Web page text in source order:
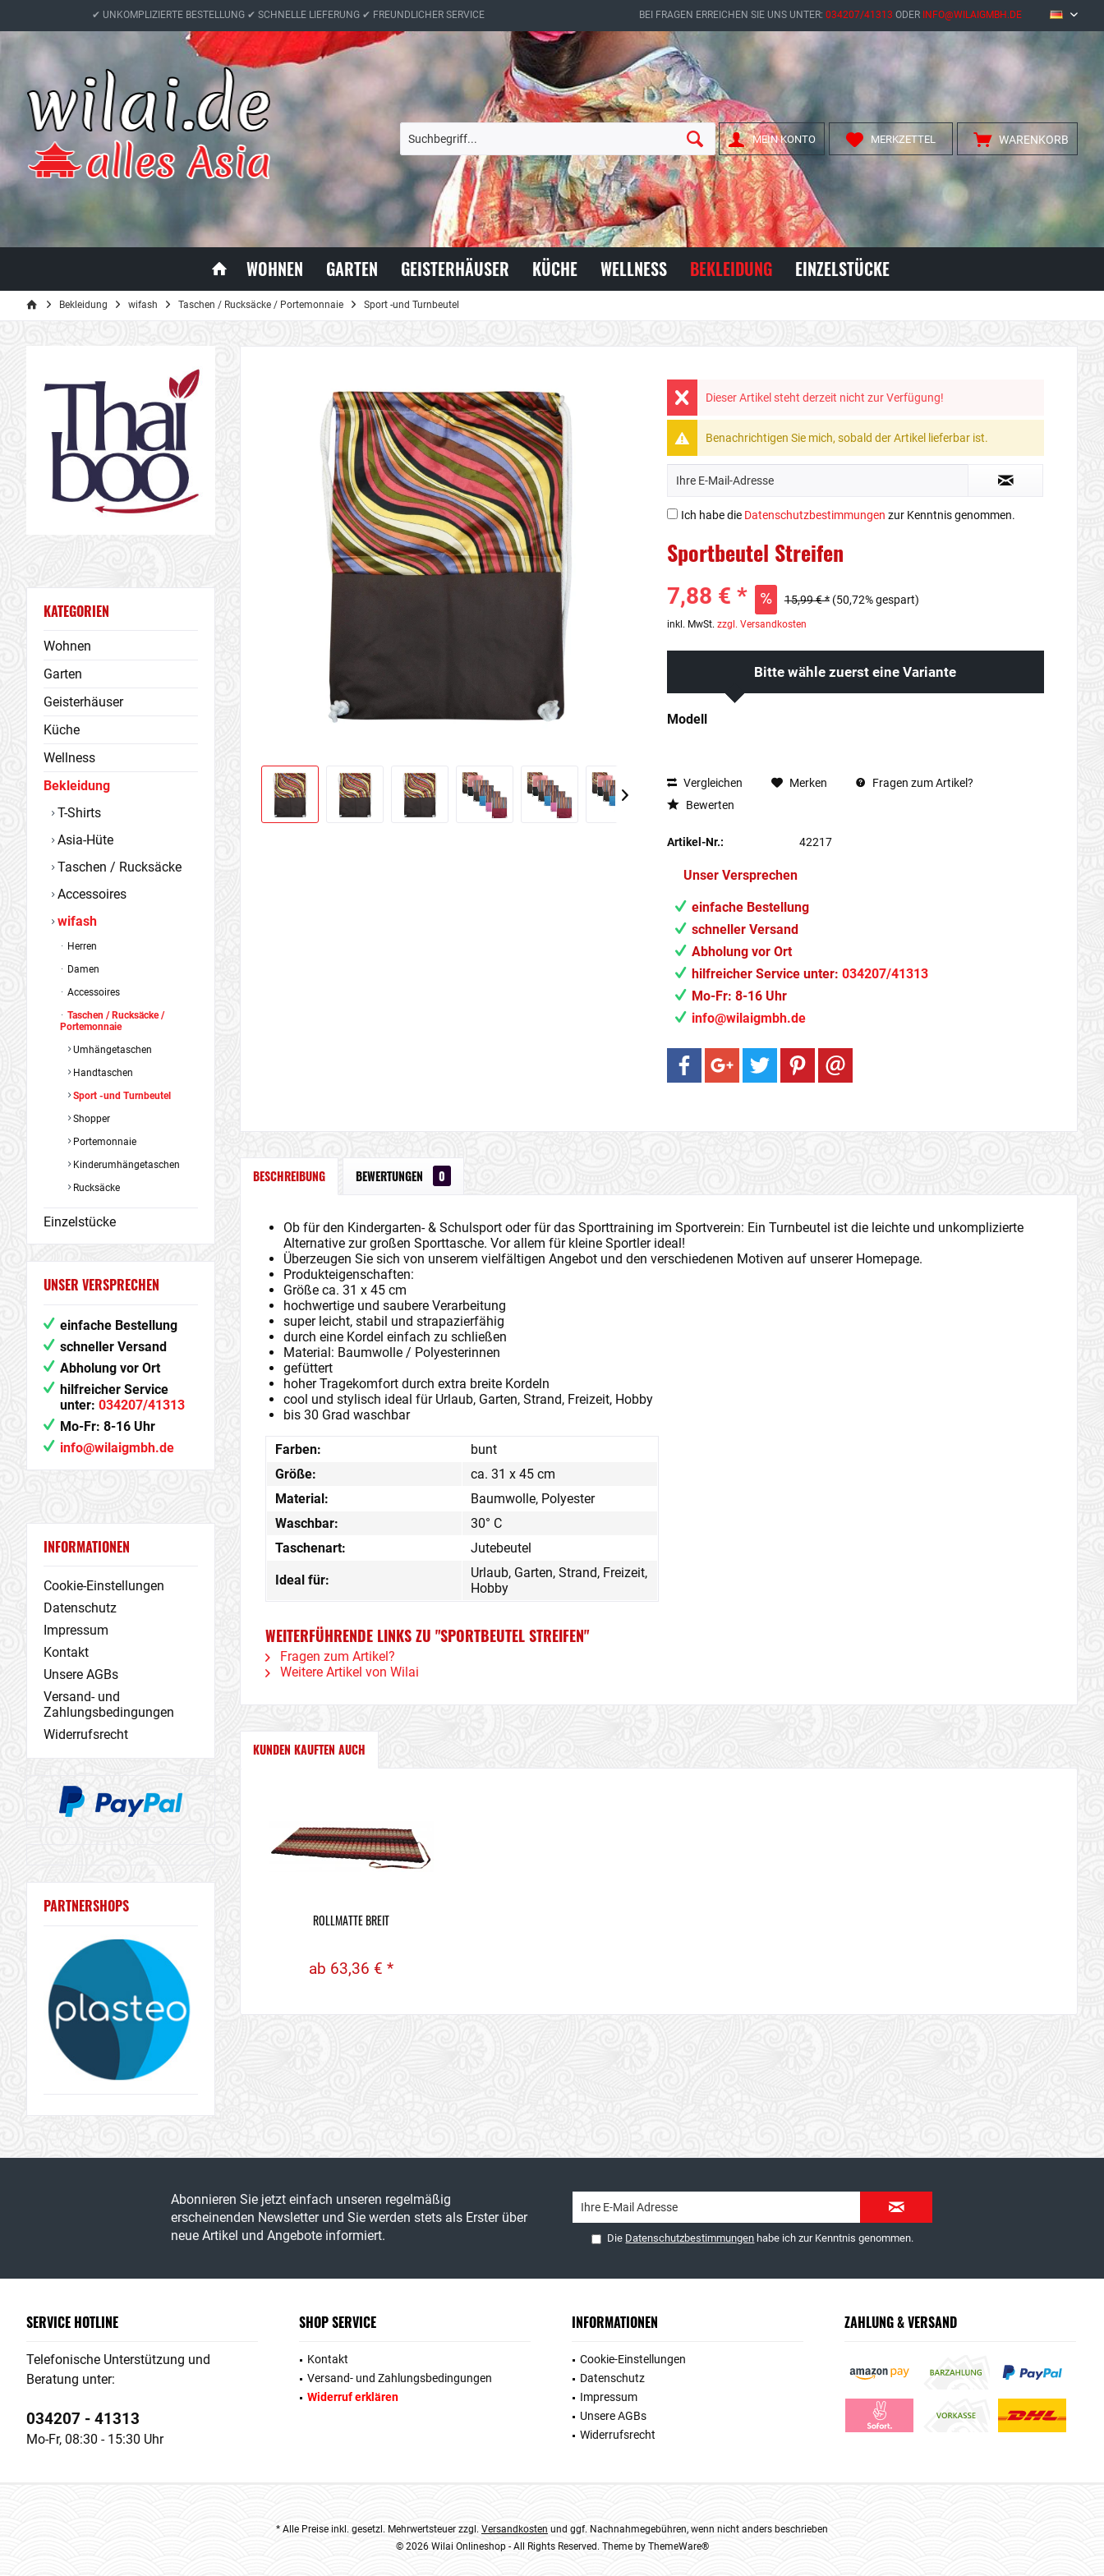
✔ UNKOMPLIZIERTE BESTELLUNG ✔ SCHNELLE LIEFERUNG ✔ FREUNDLICHER SERVICE BEI FRAGEN ERREICHEN SIE UNS UNTER: 034207/41313 ODER INFO@WILAIGMBH.DE DE
WARENKORB
MERKZETTEL
MEIN KONTO
WOHNEN GARTEN GEISTERHÄUSER KÜCHE WELLNESS BEKLEIDUNG EINZELSTÜCKE
Bekleidung wifash Taschen / Rucksäcke / Portemonnaie Sport -und Turnbeutel
KATEGORIEN
Wohnen
Garten
Geisterhäuser
Küche
Wellness
Bekleidung
T-Shirts
Asia-Hüte
Taschen / Rucksäcke
Accessoires
wifash
Herren
Damen
Accessoires
Taschen / Rucksäcke /
Portemonnaie
Umhängetaschen
Handtaschen
Sport -und Turnbeutel
Shopper
Portemonnaie
Kinderumhängetaschen
Rucksäcke
Einzelstücke
UNSER VERSPRECHEN
einfache Bestellung
schneller Versand
Abholung vor Ort
hilfreicher Service
unter: 034207/41313
Mo-Fr: 8-16 Uhr
info@wilaigmbh.de
INFORMATIONEN
Cookie-Einstellungen
Datenschutz
Impressum
Kontakt
Unsere AGBs
Versand- und
Zahlungsbedingungen
Widerrufsrecht
PARTNERSHOPS
Dieser Artikel steht derzeit nicht zur Verfügung!
Benachrichtigen Sie mich, sobald der Artikel lieferbar ist.
Ich habe die Datenschutzbestimmungen zur Kenntnis genommen.
Sportbeutel Streifen
7,88 € * 15,99 € * (50,72% gespart)
inkl. MwSt. zzgl. Versandkosten
Bitte wähle zuerst eine Variante
Modell
Vergleichen Merken
Fragen zum Artikel?
Bewerten
Artikel-Nr.: 42217
Unser Versprechen
einfache Bestellung
schneller Versand
Abholung vor Ort
hilfreicher Service unter: 034207/41313
Mo-Fr: 8-16 Uhr
info@wilaigmbh.de
BESCHREIBUNG BEWERTUNGEN 0
Ob für den Kindergarten- & Schulsport oder für das Sporttraining im Sportverein: Ein Turnbeutel ist die leichte und unkomplizierte
Alternative zur großen Sporttasche. Vor allem für kleine Sportler ideal!
Überzeugen Sie sich von unserem vielfältigen Angebot und den verschiedenen Motiven auf unserer Homepage.
Produkteigenschaften:
Größe ca. 31 x 45 cm
hochwertige und saubere Verarbeitung
super leicht, stabil und strapazierfähig
durch eine Kordel einfach zu schließen
Material: Baumwolle / Polyesterinnen
gefüttert
hoher Tragekomfort durch extra breite Kordeln
cool und stylisch ideal für Urlaub, Garten, Strand, Freizeit, Hobby
bis 30 Grad waschbar
Farben:
bunt
Größe:
ca. 31 x 45 cm
Material:
Baumwolle, Polyester
Waschbar:
30° C
Taschenart:
Jutebeutel
Ideal für:
Urlaub, Garten, Strand, Freizeit,
Hobby
WEITERFÜHRENDE LINKS ZU "SPORTBEUTEL STREIFEN"
Fragen zum Artikel?
Weitere Artikel von Wilai
KUNDEN KAUFTEN AUCH
ROLLMATTE BREIT
ab 63,36 € *
Abonnieren Sie jetzt einfach unseren regelmäßig
erscheinenden Newsletter und Sie werden stets als Erster über
neue Artikel und Angebote informiert.
Die Datenschutzbestimmungen habe ich zur Kenntnis genommen.
SERVICE HOTLINE
Telefonische Unterstützung und
Beratung unter:
034207 - 41313
Mo-Fr, 08:30 - 15:30 Uhr
SHOP SERVICE
Kontakt
Versand- und Zahlungsbedingungen
Widerruf erklären
INFORMATIONEN
Cookie-Einstellungen
Datenschutz
Impressum
Unsere AGBs
Widerrufsrecht
ZAHLUNG & VERSAND
* Alle Preise inkl. gesetzl. Mehrwertsteuer zzgl. Versandkosten und ggf. Nachnahmegebühren, wenn nicht anders beschrieben
© 2026 Wilai Onlineshop - All Rights Reserved. Theme by ThemeWare®